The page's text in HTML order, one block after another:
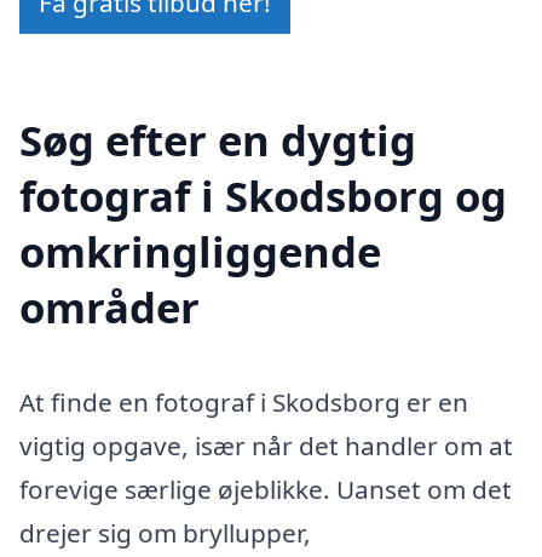
Søg efter en dygtig
fotograf i Skodsborg og
omkringliggende
områder
At finde en fotograf i Skodsborg er en
vigtig opgave, især når det handler om at
forevige særlige øjeblikke. Uanset om det
drejer sig om bryllupper,